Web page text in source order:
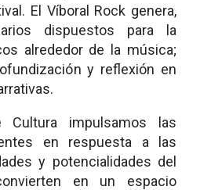
El Víboral Rock genera,
dispuestos para la
alrededor de la música;
y reflexión en
impulsamos las
en respuesta a las
y potencialidades del
en un espacio